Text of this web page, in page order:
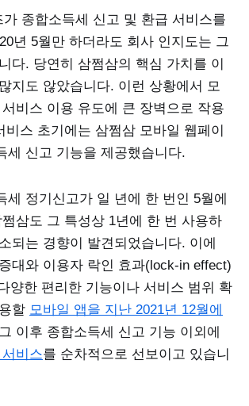
가 종합소득세 신고 및 환급 서비스를
년 5월만 하더라도 회사 인지도는 그
다. 당연히 삼쩜삼의 핵심 가치를 이
지도 않았습니다. 이런 상황에서 모
비스 이용 유도에 큰 장벽으로 작용
비스 초기에는 삼쩜삼 모바일 웹페이
세 신고 기능을 제공했습니다.
세 정기신고가 일 년에 한 번인 5월에
삼도 그 특성상 1년에 한 번 사용하
되는 경향이 발견되었습니다. 이에
대와 이용자 락인 효과(lock-in effect)
양한 편리한 기능이나 서비스 범위 확
할 모바일 앱을 지난 2021년 12월에
이후 종합소득세 신고 기능 이외에
비스를 순차적으로 선보이고 있습니